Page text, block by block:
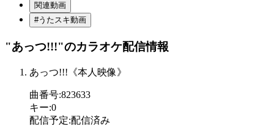
関連動画
#うたスキ動画
"あっつ!!!"のカラオケ配信情報
あっつ!!!《本人映像》
曲番号:823633
キー:0
配信予定:配信済み